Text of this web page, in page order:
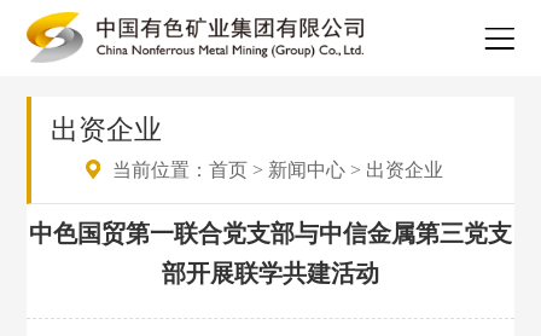
出资企业
当前位置：首页 > 新闻中心 > 出资企业
中色国贸第一联合党支部与中信金属第三党支
部开展联学共建活动